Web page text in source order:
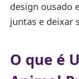
design ousado
juntas e deixar
O que é